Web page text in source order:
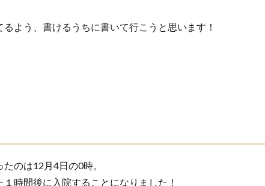
よう、書けるうちに書いて行こうと思います！
のは12月4日の0時。
時間後に入院することになりました！